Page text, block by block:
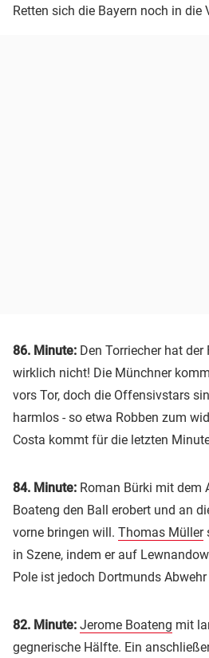
Retten sich die Bayern noch in die
86. Minute: Den Torriecher hat der
wirklich nicht! Die Münchner
vors Tor, doch die Offensivstars
harmlos - so etwa Robben zum
Costa kommt für die letzten
84. Minute: Roman Bürki mit dem
Boateng den Ball erobert und an
vorne bringen will. Thomas Müller
in Szene, indem er auf
Pole ist jedoch Dortmunds
82. Minute: Jerome Boateng mit
gegnerische Hälfte. Ein